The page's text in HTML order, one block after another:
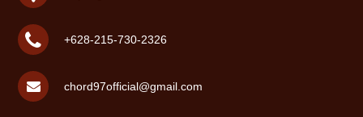
+628-215-730-2326
chord97official@gmail.com